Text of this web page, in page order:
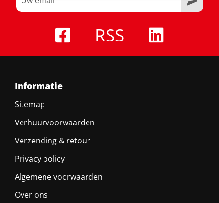
RSS
Informatie
Sitemap
Verhuurvoorwaarden
Verzending & retour
Privacy policy
Algemene voorwaarden
Over ons